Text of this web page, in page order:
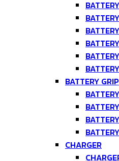
BATTERY GRIP
CHARGER